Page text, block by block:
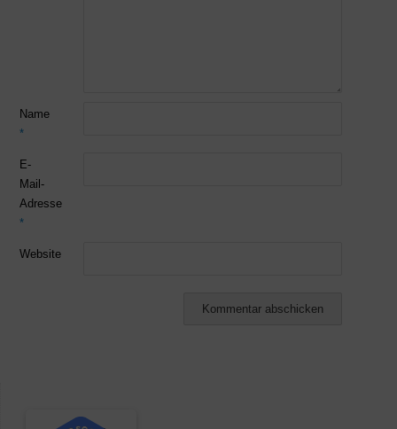
Name
*
E-
Mail-
Adresse
*
Website